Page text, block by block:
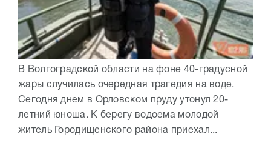
В Волгоградской области на фоне 40-градусной
жары случилась очередная трагедия на воде.
Сегодня днем в Орловском пруду утонул 20-
летний юноша. К берегу водоема молодой
житель Городищенского района приехал...